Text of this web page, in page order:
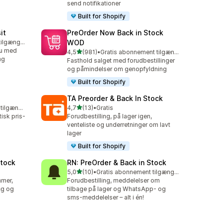
send notifikationer
Built for Shopify
Gratis abonnement tilgængeligt
med
PreOrder Now Back in Stock
WOD
4,5ud af 5 stjerner
(981)
981 anmeldelser i alt
•
Gratis abonnement tilgængeligt
Fasthold salget med forudbestillinger
og påmindelser om genopfyldning
Built for Shopify
Gratis abonnement tilgængeligt
pris-
TA Preorder & Back In Stock
4,7ud af 5 stjerner
(13)
13 anmeldelser i alt
•Gratis
Forudbestilling, på lager igen,
venteliste og underretninger om lavt
lager
Built for Shopify
og
RN: PreOrder & Back in Stock
5,0ud af 5 stjerner
(10)
10 anmeldelser i alt
•
Gratis abonnement tilgængeligt
Forudbestilling, meddelelser om
tilbage på lager og WhatsApp- og
sms-meddelelser – alt i én!